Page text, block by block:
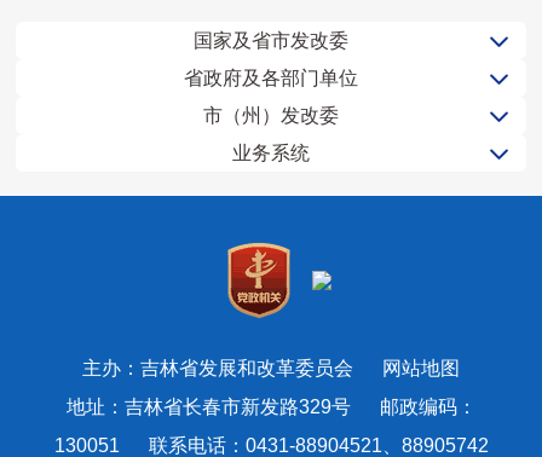
国家及省市发改委
省政府及各部门单位
市（州）发改委
业务系统
主办：吉林省发展和改革委员会
网站地图
地址：吉林省长春市新发路329号 邮政编码：
130051 联系电话：0431-88904521、88905742